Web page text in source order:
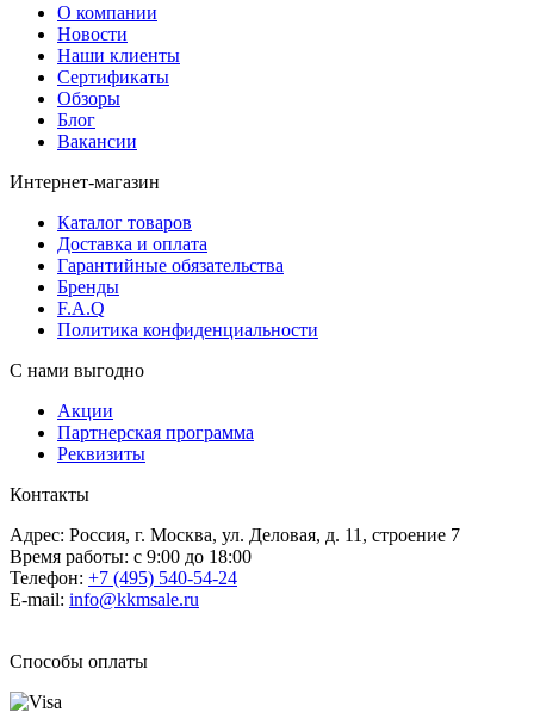
О компании
Новости
Наши клиенты
Сертификаты
Обзоры
Блог
Вакансии
Интернет-магазин
Каталог товаров
Доставка и оплата
Гарантийные обязательства
Бренды
F.A.Q
Политика конфиденциальности
С нами выгодно
Акции
Партнерская программа
Реквизиты
Контакты
Адрес: Россия, г. Москва, ул. Деловая, д. 11, строение 7
Время работы: с 9:00 до 18:00
Телефон: +7 (495) 540-54-24
E-mail: info@kkmsale.ru
Способы оплаты